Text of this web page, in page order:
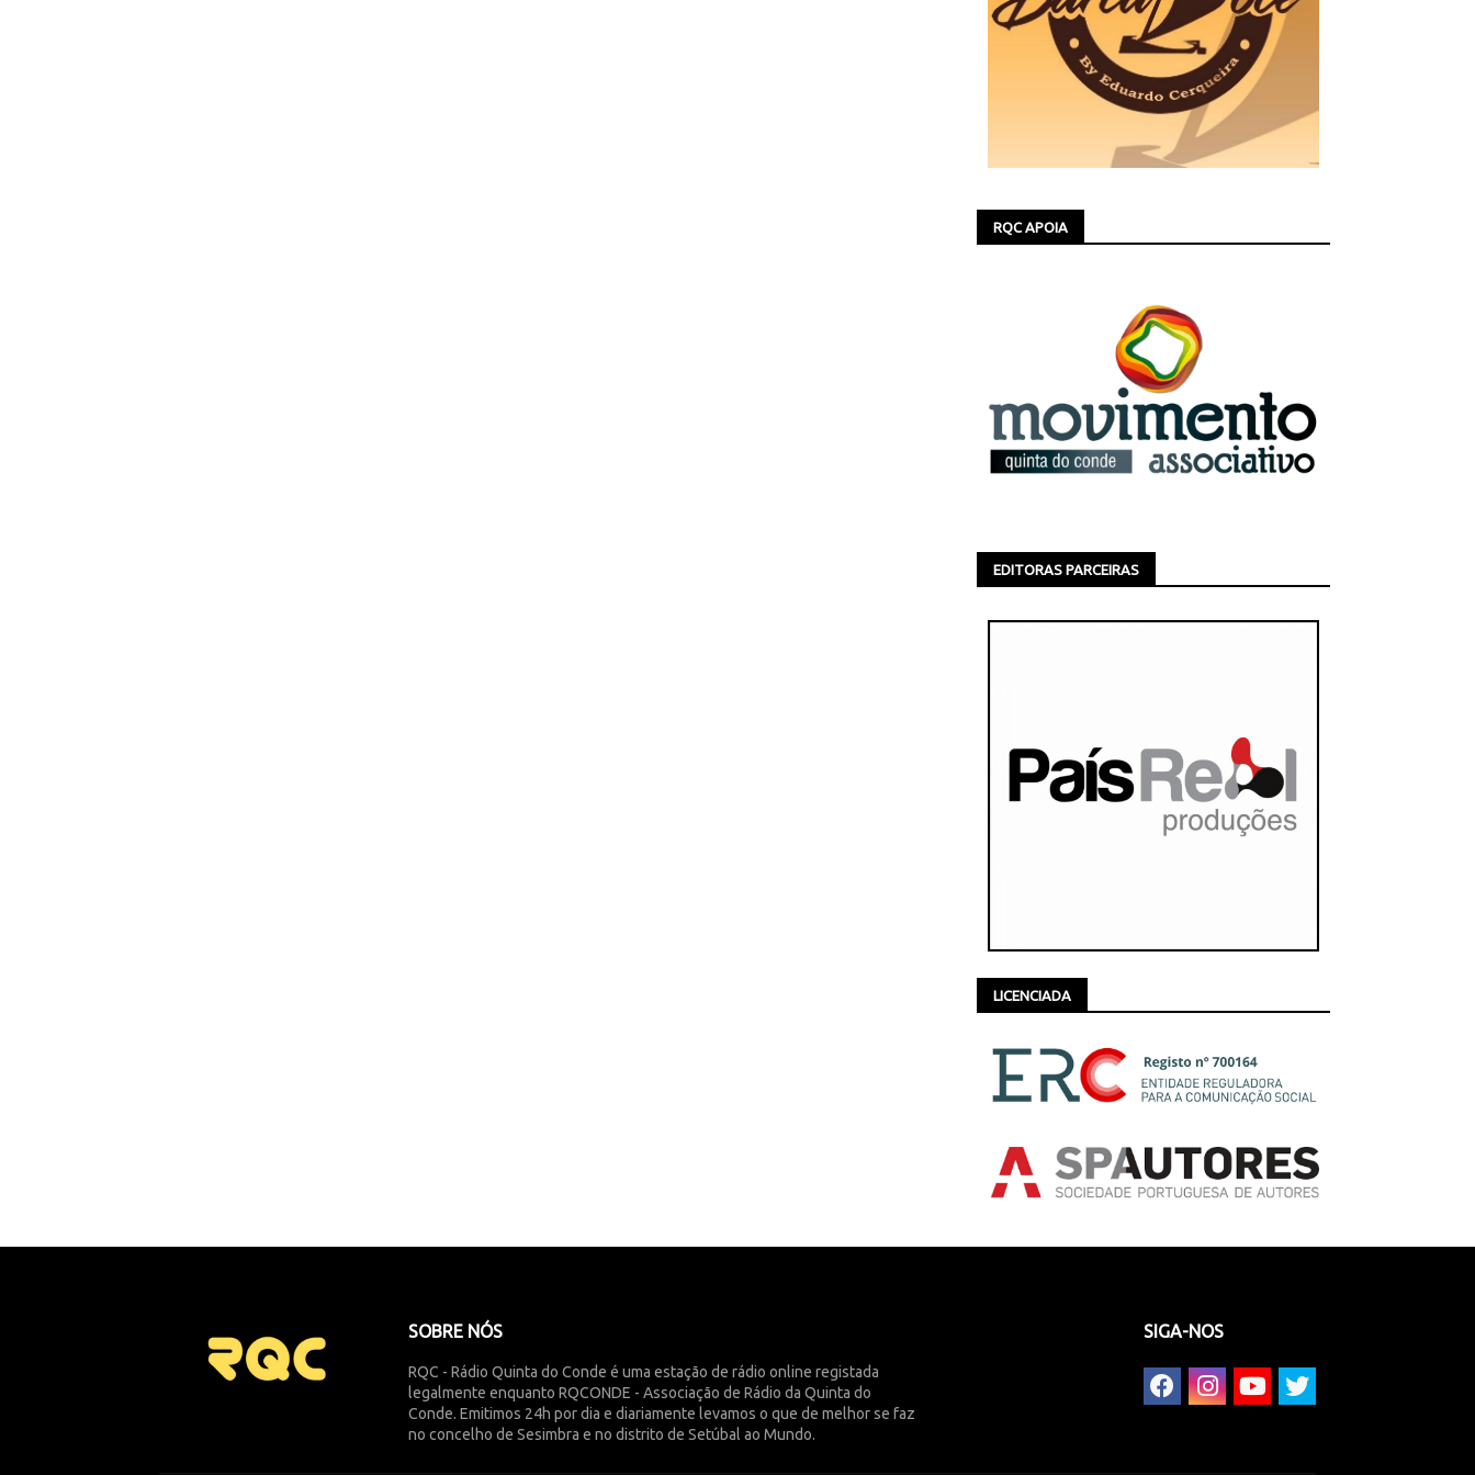
RQC APOIA
EDITORAS PARCEIRAS
LICENCIADA
SOBRE NÓS
RQC - Rádio Quinta do Conde é uma estação de rádio online registada
legalmente enquanto RQCONDE - Associação de Rádio da Quinta do
Conde. Emitimos 24h por dia e diariamente levamos o que de melhor se faz
no concelho de Sesimbra e no distrito de Setúbal ao Mundo.
SIGA-NOS